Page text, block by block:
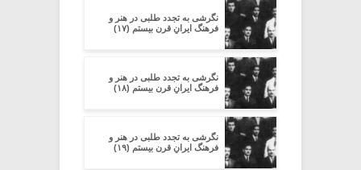
نگرشی به تجدد طلبی در هنر و
فرهنگ ایرانِ قرن بیستم (۱۷)
نگرشی به تجدد طلبی در هنر و
فرهنگ ایرانِ قرن بیستم (۱۸)
نگرشی به تجدد طلبی در هنر و
فرهنگ ایرانِ قرن بیستم (۱۹)